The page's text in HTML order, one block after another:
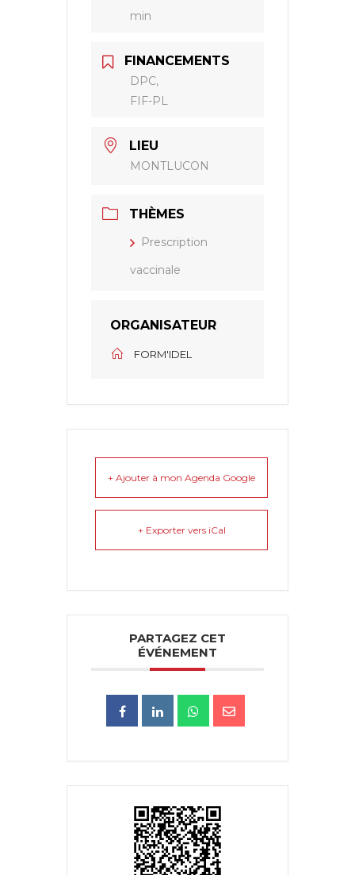
min
FINANCEMENTS
DPC,
FIF-PL
LIEU
MONTLUCON
THÈMES
Prescription
vaccinale
ORGANISATEUR
FORM'IDEL
+ Ajouter à mon Agenda Google
+ Exporter vers iCal
PARTAGEZ CET
ÉVÉNEMENT